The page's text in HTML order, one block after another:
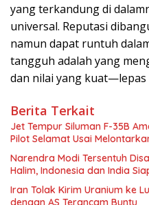
yang terkandung di
universal. Reputasi
namun dapat runtuh
tangguh adalah yang
dan nilai yang
Berita Terkait
Jet Tempur Siluman F-35B
Pilot Selamat Usai
Narendra Modi Tersentuh
Halim, Indonesia dan India
Iran Tolak Kirim Uranium ke
dengan AS Terancam Buntu